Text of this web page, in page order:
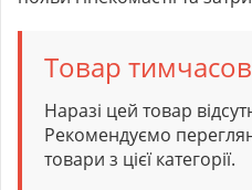
Товар
Наразі цей товар
Рекомендуємо
товари з цієї категорії.